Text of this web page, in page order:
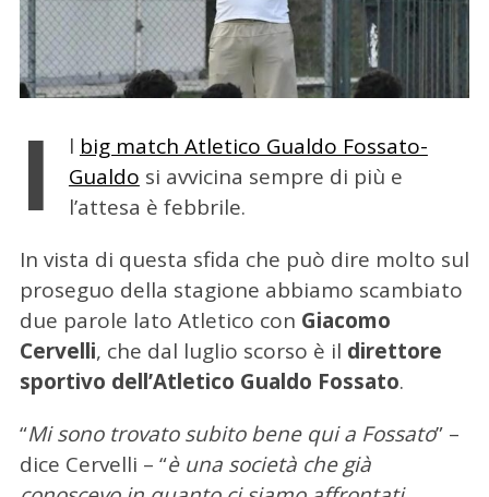
I l big match Atletico Gualdo Fossato-
Gualdo si avvicina sempre di più e
l’attesa è febbrile.
In vista di questa sfida che può dire molto sul
proseguo della stagione abbiamo scambiato
due parole lato Atletico con Giacomo
Cervelli, che dal luglio scorso è il direttore
sportivo dell’Atletico Gualdo Fossato.
“Mi sono trovato subito bene qui a Fossato” –
dice Cervelli – “è una società che già